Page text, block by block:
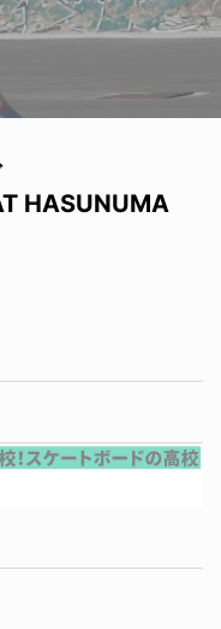
HASUNUMA